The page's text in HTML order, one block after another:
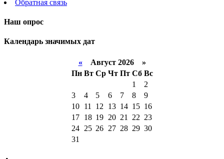
Обратная связь
Наш опрос
Календарь значимых дат
«Август 2026 »
Пн Вт Ср Чт Пт Сб Вс
1
2
3
4 5 6 7 8
9
10
11 12 13 14 15 16
17
18 19 20 21 22 23
24 25 26 27 28 29 30
31